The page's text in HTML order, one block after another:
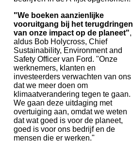
"We boeken aanzienlijke
vooruitgang bij het terugdringen
van onze impact op de planeet",
aldus Bob Holycross, Chief
Sustainability, Environment and
Safety Officer van Ford. "Onze
werknemers, klanten en
investeerders verwachten van ons
dat we meer doen om
klimaatverandering tegen te gaan.
We gaan deze uitdaging met
overtuiging aan, omdat we weten
dat wat goed is voor de planeet,
goed is voor ons bedrijf en de
mensen die er werken."